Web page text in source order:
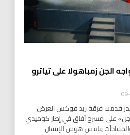
الجن زمباهولا على تياترو
قدمت فرقة ريد فوكس العرض
على مسرح آفاق في إطار كوميدي
يناقش هوس الإنسان